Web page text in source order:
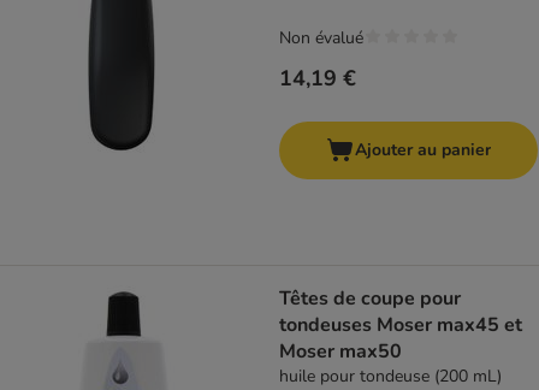
14,19 €
Non évalué
Ajouter au panier
Têtes de coupe pour
tondeuses Moser max45 et
Moser max50
huile pour tondeuse (200 mL)